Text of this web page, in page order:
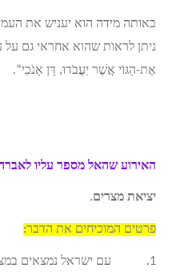
באותה מידה הוא יעניש את
ניתן לראות שהוא אחראי גם
אֶת-הַגּוֹי אֲשֶׁר יַעֲבֹדוּ, דָּן אָנֹכִי”.
האירוע שהאל מספר עליו
יציאת מצרים.
פרטים המוכיחים את הדבר:
1. עם ישראל נמצאים במצרים שהיא ארץ זרה.